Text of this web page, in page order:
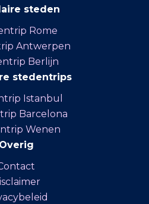
steden
Rome
Antwerpen
Berlijn
stedentrips
Istanbul
Barcelona
Wenen
Overig